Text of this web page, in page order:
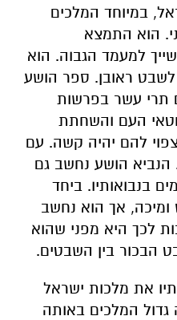
במיוחד המלכים
הוא התמצא
למעמד הגבוה. הוא
ונולד לשבט ראובן. ספר הושע
תרי עשר בפרשות
העם והשחתת
להם יהיה קשה. עם
הנביא הושע נחשב גם
בנבואותיו. ביחד
ומיכה, אך הוא נחשב
לכך היא מפני שהוא
הבכור בין השבטים.
את מלכות ישראל
גדול המלכים באותה